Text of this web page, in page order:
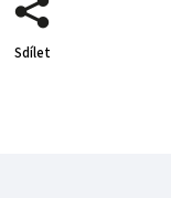
Sdílet